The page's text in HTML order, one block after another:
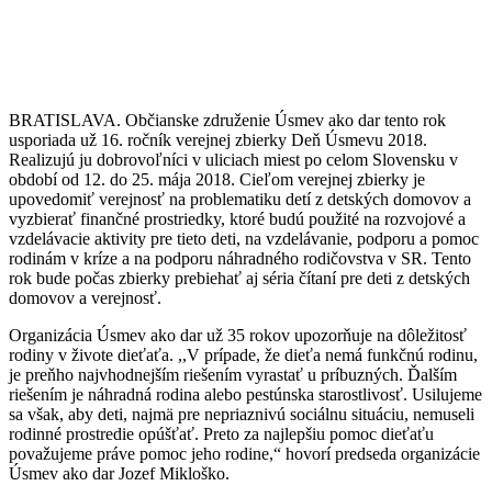
BRATISLAVA. Občianske združenie Úsmev ako dar tento rok
usporiada už 16. ročník verejnej zbierky Deň Úsmevu 2018.
Realizujú ju dobrovoľníci v uliciach miest po celom Slovensku v
období od 12. do 25. mája 2018. Cieľom verejnej zbierky je
upovedomiť verejnosť na problematiku detí z detských domovov a
vyzbierať finančné prostriedky, ktoré budú použité na rozvojové a
vzdelávacie aktivity pre tieto deti, na vzdelávanie, podporu a pomoc
rodinám v kríze a na podporu náhradného rodičovstva v SR. Tento
rok bude počas zbierky prebiehať aj séria čítaní pre deti z detských
domovov a verejnosť.
Organizácia Úsmev ako dar už 35 rokov upozorňuje na dôležitosť
rodiny v živote dieťaťa. ,,V prípade, že dieťa nemá funkčnú rodinu,
je preňho najvhodnejším riešením vyrastať u príbuzných. Ďalším
riešením je náhradná rodina alebo pestúnska starostlivosť. Usilujeme
sa však, aby deti, najmä pre nepriaznivú sociálnu situáciu, nemuseli
rodinné prostredie opúšťať. Preto za najlepšiu pomoc dieťaťu
považujeme práve pomoc jeho rodine,“ hovorí predseda organizácie
Úsmev ako dar Jozef Mikloško.